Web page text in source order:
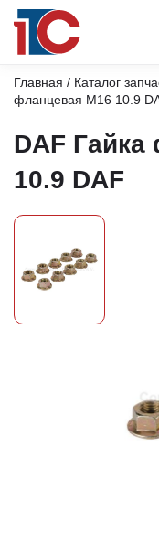
Главная / Каталог
фланцевая М16 10.9
DAF
10.9 DAF